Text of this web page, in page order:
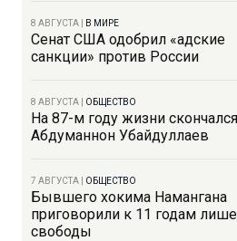
8 АВГУСТА В МИРЕ
Сенат США одобрил «адские
санкции» против России
8 АВГУСТА ОБЩЕСТВО
На 87-м году жизни
Абдуманнон Убайдуллаев
7 АВГУСТА ОБЩЕСТВО
Бывшего хокима Намангана
приговорили к 11 годам
свободы